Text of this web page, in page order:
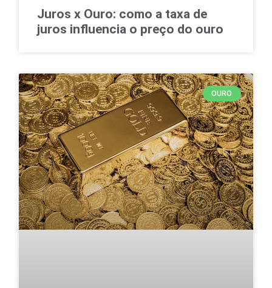
Juros x Ouro: como a taxa de
juros influencia o preço do ouro
OURO